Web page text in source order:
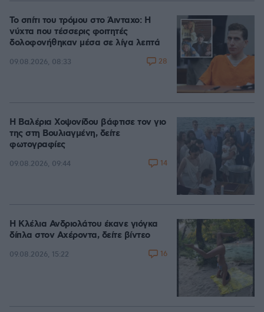
Το σπίτι του τρόμου στο Άινταχο: Η
νύχτα που τέσσερις φοιτητές
δολοφονήθηκαν μέσα σε λίγα λεπτά
09.08.2026, 08:33 28
Η Βαλέρια Χοψονίδου βάφτισε τον γιο
της στη Βουλιαγμένη, δείτε
φωτογραφίες
09.08.2026, 09:44 14
Η Κλέλια Ανδριολάτου έκανε γιόγκα
δίπλα στον Αχέροντα, δείτε βίντεο
09.08.2026, 15:22 16